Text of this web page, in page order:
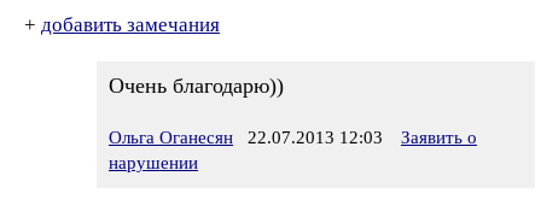
+ добавить замечания
Очень благодарю))
Ольга Оганесян 22.07.2013 12:03
Заявить о
нарушении